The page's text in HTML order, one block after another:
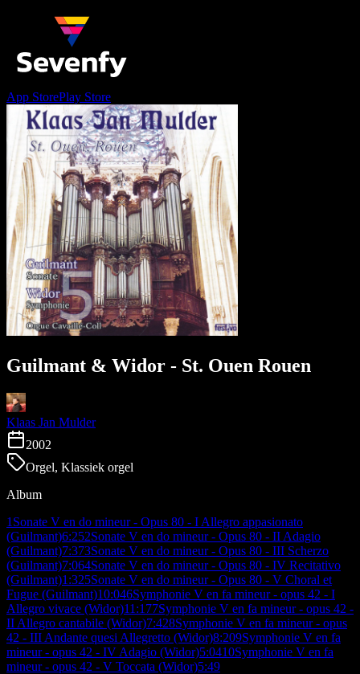
App StorePlay Store
Guilmant & Widor - St. Ouen Rouen
Klaas Jan Mulder
2002
Orgel, Klassiek orgel
Album
1 Sonate V en do mineur - Opus 80 - I Allegro appasionato
(Guilmant)6:252Sonate V en do mineur - Opus 80 - II Adagio
(Guilmant)7:373Sonate V en do mineur - Opus 80 - III Scherzo
(Guilmant)7:064Sonate V en do mineur - Opus 80 - IV Recitativo
(Guilmant)1:325Sonate V en do mineur - Opus 80 - V Choral et
Fugue (Guilmant)10:046Symphonie V en fa mineur - opus 42 - I
Allegro vivace (Widor)11:177Symphonie V en fa mineur - opus 42 -
II Allegro cantabile (Widor)7:428Symphonie V en fa mineur - opus
42 - III Andante quesi Allegretto (Widor)8:209Symphonie V en fa
mineur - opus 42 - IV Adagio (Widor)5:0410Symphonie V en fa
mineur - opus 42 - V Toccata (Widor)5:49